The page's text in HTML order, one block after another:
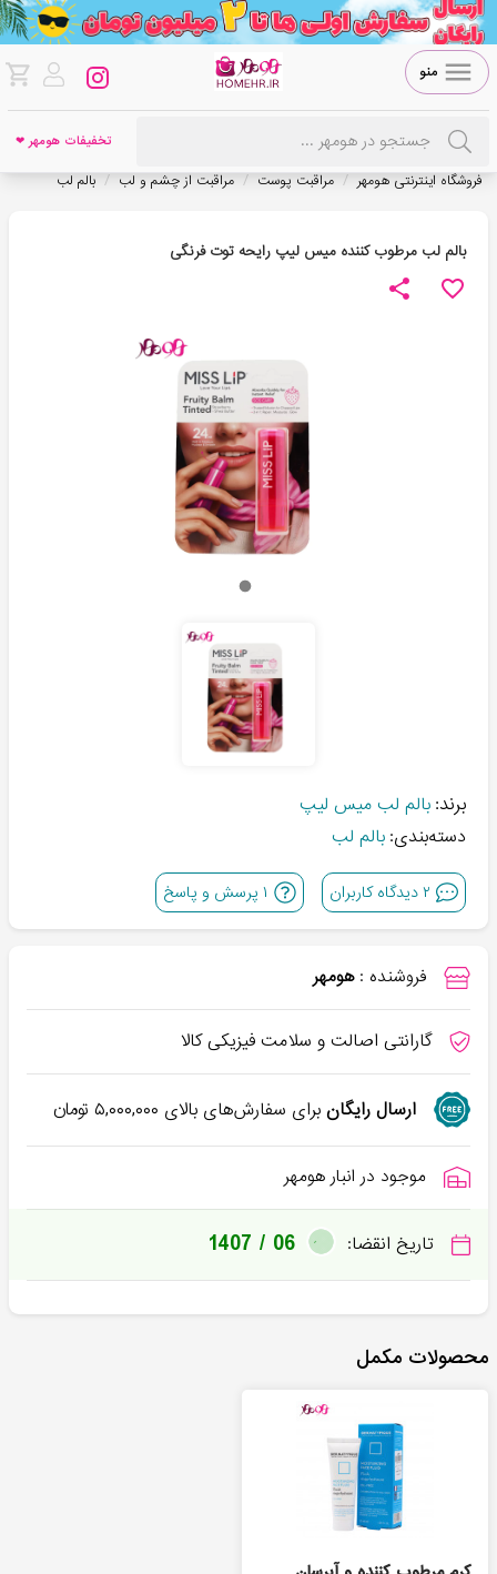
منو
تخفیفات هومهر ❤
فروشگاه اینترنتی هومهر / مراقبت پوست / مراقبت از چشم و لب / بالم لب
بالم لب مرطوب کننده میس لیپ رایحه توت فرنگی
برند: بالم لب میس لیپ
دسته‌بندی: بالم لب
۲دیدگاه کاربران ۱ پرسش و پاسخ
فروشنده : هومهر
گارانتی اصالت و سلامت فیزیکی کالا
ارسال رایگانبرای سفارش‌های بالای ۵,۰۰۰,۰۰۰تومان
موجود در انبار هومهر
تاریخ انقضا: 1407 / 06
محصولات مکمل